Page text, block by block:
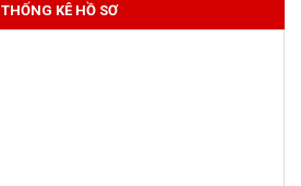
THỐNG KÊ HỒ SƠ